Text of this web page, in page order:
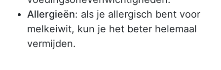
Allergieën: als je allergisch bent voor
melkeiwit, kun je het beter helemaal
vermijden.